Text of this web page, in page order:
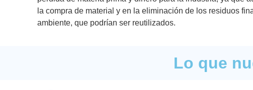
la compra de material y en la eliminación de los residuos
ambiente, que podrían ser reutilizados.
Lo que